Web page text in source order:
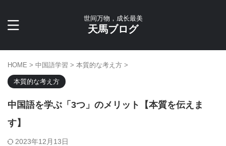
世间万物，成长最美
天馬ブログ
HOME > 中国語学習 > 本質的な考え方 >
本質的な考え方
中国語を学ぶ「3つ」のメリット【本質を伝えま
す】
2023年12月13日